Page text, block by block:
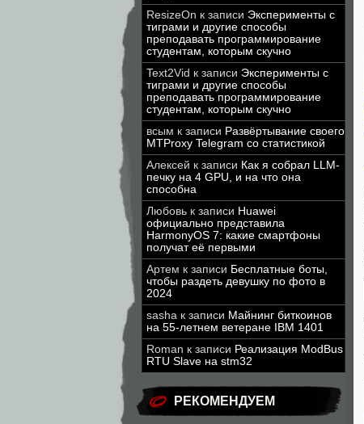
ResizeOn к записи Эксперименты с
тиграми и другие способы
преподавать программирование
студентам, которым скучно
Text2Vid к записи Эксперименты с
тиграми и другие способы
преподавать программирование
студентам, которым скучно
всым к записи Развёртывание своего
MTProxy Telegram со статистикой
Алексей к записи Как я собрал LLM-
печку на 4 GPU, и на что она
способна
Любовь к записи Huawei
официально представила
HarmonyOS 7: какие смартфоны
получат её первыми
Артем к записи Бесплатные боты,
чтобы раздеть девушку по фото в
2024
sasha к записи Майнинг биткоинов
на 55-летнем ветеране IBM 1401
Roman к записи Реализация ModBus
RTU Slave на stm32
РЕКОМЕНДУЕМ